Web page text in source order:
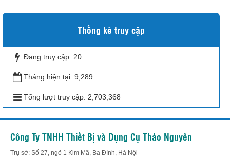
Thống kê truy cập
Đang truy cập: 20
Tháng hiện tại: 9,289
Tổng lượt truy cập: 2,703,368
Công Ty TNHH Thiết Bị và Dụng Cụ Thảo Nguyên
Trụ sở: Số 27, ngõ 1 Kim Mã, Ba Đình, Hà Nội